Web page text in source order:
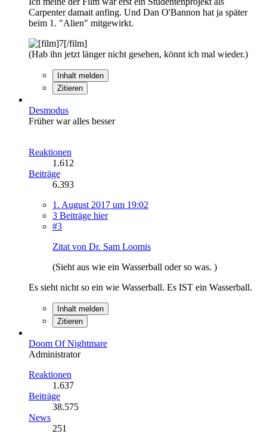
Carpenter damait anfing. Und Dan O'Bannon hat ja später
beim 1. "Alien" mitgewirkt.
(Hab ihn jetzt länger nicht gesehen, könnt ich mal wieder.)
Inhalt melden
Zitieren
Desmodus
Früher war alles besser
Reaktionen
1.612
Beiträge
6.393
1. August 2017 um 19:02
3 Beiträge hier
#3
Zitat von Dr. Sam Loomis
(Sieht aus wie ein Wasserball oder so was. )
Es sieht nicht so ein wie Wasserball. Es IST ein Wasserball.
Inhalt melden
Zitieren
Doom Of Nightmare
Administrator
Reaktionen
1.637
Beiträge
38.575
News
251